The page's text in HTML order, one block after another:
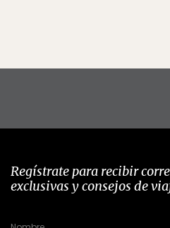
Regístrate para recibir
exclusivas y consejos de